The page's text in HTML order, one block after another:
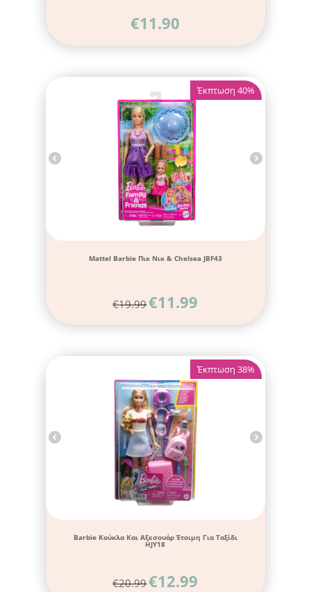
€11.90
Έκπτωση 40%
Mattel Barbie Πικ Νικ & Chelsea JBF43
€19.99€11.99
Έκπτωση 38%
Barbie Κούκλα Και Αξεσουάρ Έτοιμη Για Ταξίδι
HJY18
€20.99€12.99